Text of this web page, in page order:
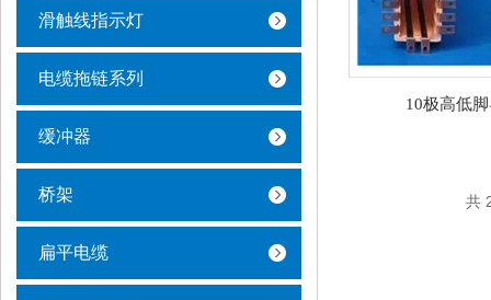
滑触线指示灯
电缆拖链系列
缓冲器
桥架
扁平电缆
10极高低
共